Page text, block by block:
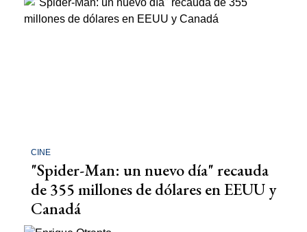
CINE
"Spider-Man: un nuevo día" recauda
de 355 millones de dólares en EEUU y
Canadá